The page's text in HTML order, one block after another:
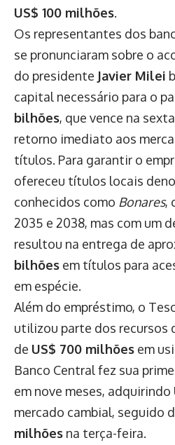
US$ 100 milhões.
Os representantes dos
se pronunciaram sobre o
do presidente Javier Milei
capital necessário para o
bilhões, que vence na
retorno imediato aos
títulos. Para garantir o
ofereceu títulos locais
conhecidos como Bonares,
2035 e 2038, mas com um
resultou na entrega de
bilhões em títulos para
em espécie.
Além do empréstimo, o
utilizou parte dos recursos
de US$ 700 milhões em
Banco Central fez sua
em nove meses, adquirindo
mercado cambial, seguido
milhões na terça-feira.